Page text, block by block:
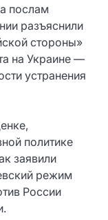
послам
разъяснили
стороны»
на Украине —
устранения
политике
заявили
режим
России